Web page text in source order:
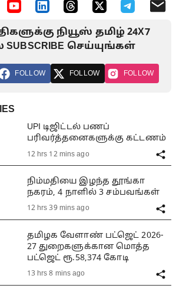
நியூஸ் தமிழ் 24X7
செய்யுங்கள்
FOLLOW FOLLOW FOLLOW
UPI டிஜிட்டல் பணப்
பரிவர்த்தனைகளுக்கு கட்டணம்
12 hrs 12 mins ago
நிம்மதியை இழந்த தூங்கா
நகரம், 4 நாளில் 3 சம்பவங்கள்
12 hrs 39 mins ago
தமிழக வேளாண் பட்ஜெட் 2026-
27 துறைகளுக்கான மொத்த
பட்ஜெட் ரூ.58,374 கோடி
13 hrs 8 mins ago